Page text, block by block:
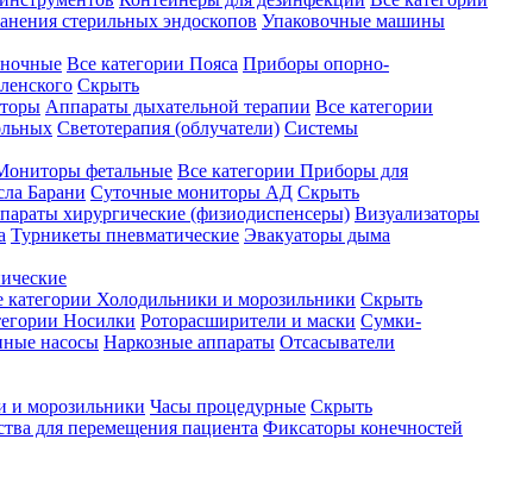
стерильных эндоскопов Упаковочные машины
Все категории Пояса Приборы опорно-
Скрыть
Аппараты дыхательной терапии Все категории
Светотерапия (облучатели) Системы
фетальные Все категории Приборы для
Барани Суточные мониторы АД Скрыть
хирургические (физиодиспенсеры) Визуализаторы
Турникеты пневматические Эвакуаторы дыма
категории Холодильники и морозильники Скрыть
Носилки Роторасширители и маски Сумки-
насосы Наркозные аппараты Отсасыватели
и морозильники Часы процедурные Скрыть
для перемещения пациента Фиксаторы конечностей